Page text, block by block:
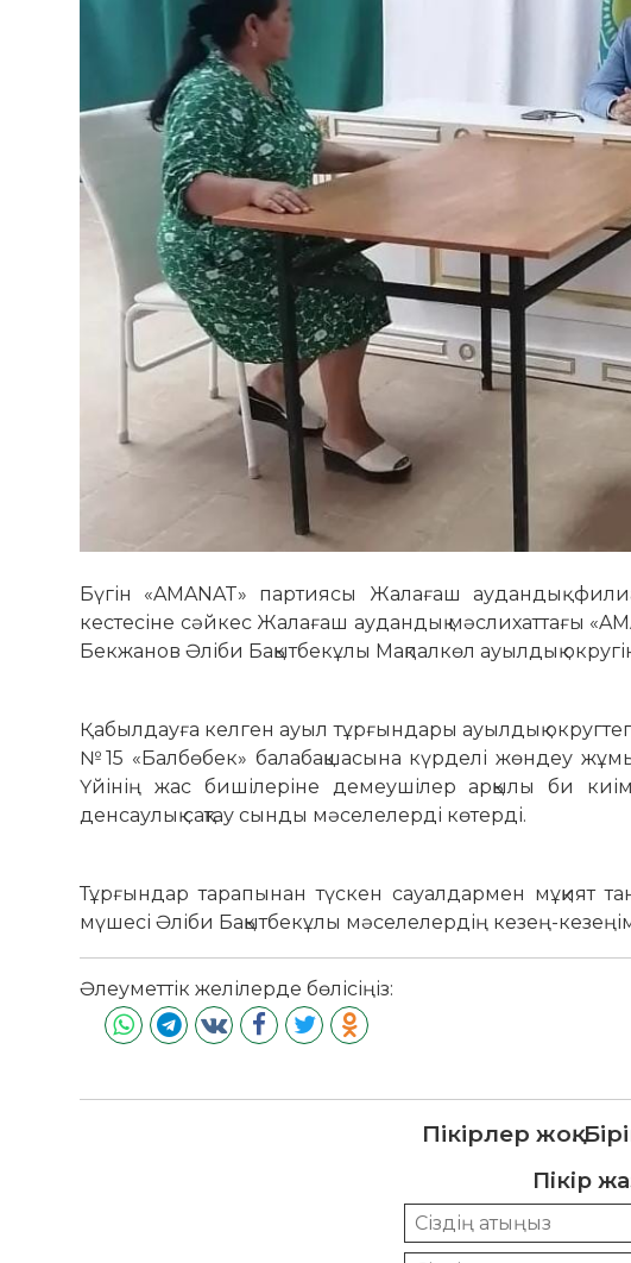
Бүгін «AMANAT» партиясы Жалағаш аудандық
кестесіне сәйкес Жалағаш аудандық мәслихаттағы
Бекжанов Әліби Бақытбекұлы Мақпалкөл ауылдық
Қабылдауға келген ауыл тұрғындары ауылдық
№15 «Балбөбек» балабақшасына күрделі жөндеу
Үйінің жас бишілеріне демеушілер арқылы би
денсаулық сақтау сынды мәселелерді көтерді.
Тұрғындар тарапынан түскен сауалдармен мұқият
мүшесі Әліби Бақытбекұлы мәселелердің кезең-
Әлеуметтік желілерде бөлісіңіз:
Пікірлер жоқ.
Пікір